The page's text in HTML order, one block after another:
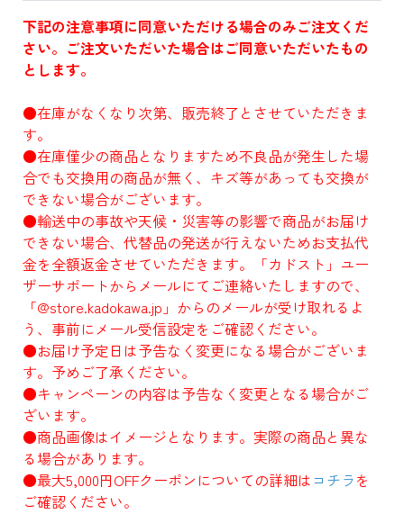
下記の注意事項に同意いただける場合のみご注文くだ
さい。ご注文いただいた場合はご同意いただいたもの
とします。
●在庫がなくなり次第、販売終了とさせていただきま
す。
●在庫僅少の商品となりますため不良品が発生した場
合でも交換用の商品が無く、キズ等があっても交換が
できない場合がございます。
●輸送中の事故や天候・災害等の影響で商品がお届け
できない場合、代替品の発送が行えないためお支払代
金を全額返金させていただきます。「カドスト」ユー
ザーサポートからメールにてご連絡いたしますので、
「@store.kadokawa.jp」からのメールが受け取れるよ
う、事前にメール受信設定をご確認ください。
●お届け予定日は予告なく変更になる場合がございま
す。予めご了承ください。
●キャンペーンの内容は予告なく変更となる場合がご
ざいます。
●商品画像はイメージとなります。実際の商品と異な
る場合があります。
●最大5,000円OFFクーポンについての詳細はコチラを
ご確認ください。